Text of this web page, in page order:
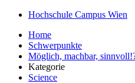
Hochschule Campus Wien
Home
Schwerpunkte
Möglich, machbar,
Kategorie
Science